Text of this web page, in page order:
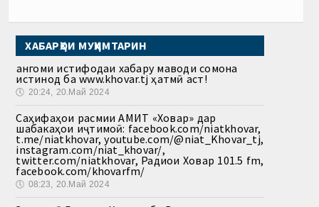
ХАБАРҲОИ МУҲИМТАРИН
Ҳангоми истифодаи хабару маводи сомона
истинод ба www.khovar.tj ҳатмӣ аст!
🕔 20:24, 20.Май 2024
Саҳифаҳои расмии АМИТ «Ховар» дар
шабакаҳои иҷтимоӣ: facebook.com/niatkhovar,
t.me/niatkhovar, youtube.com/@niat_Khovar_tj,
instagram.com/niat_khovar/,
twitter.com/niatkhovar, Радиои Ховар 101.5 fm,
facebook.com/khovarfm/
🕔 08:23, 20.Май 2024